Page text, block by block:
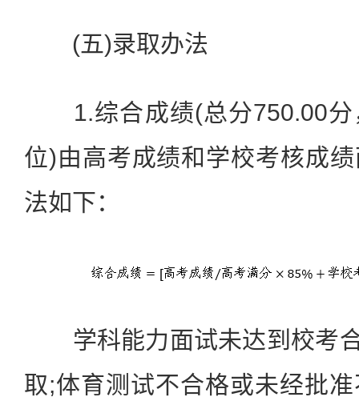
(五)录取办法
1.综合成绩(总分750.00分
位)由高考成绩和学校考核成
法如下：
学科能力面试未达到校考
取;体育测试不合格或未经批